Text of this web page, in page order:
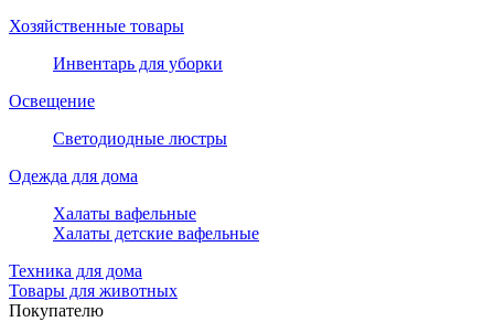
Хозяйственные товары
Инвентарь для уборки
Освещение
Светодиодные люстры
Одежда для дома
Халаты вафельные
Халаты детские вафельные
Техника для дома
Товары для животных
Покупателю